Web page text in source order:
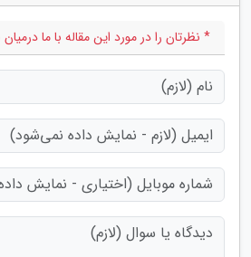
* نظرتان را در مورد این مقاله با ما درمیان